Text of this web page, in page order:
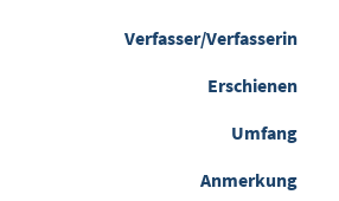
Verfasser/Verfasserin
Erschienen
Umfang
Anmerkung